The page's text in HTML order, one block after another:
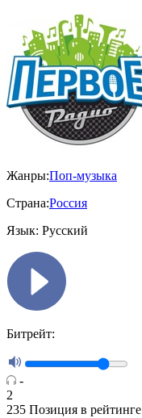
Жанры:Поп-музыка
Страна:Россия
Язык: Русский
Битрейт:
-
2
235 Позиция в рейтинге